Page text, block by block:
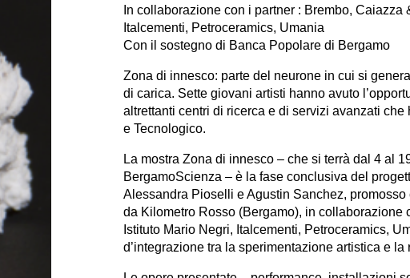
In collaborazione con i partner : Brembo,
Italcementi, Petroceramics, Umania
Con il sostegno di Banca Popolare di Bergamo
Zona di innesco: parte del neurone in cui si
di carica. Sette giovani artisti hanno avuto
altrettanti centri di ricerca e di servizi avanzati
e Tecnologico.
La mostra Zona di innesco – che si terrà dal 4 al
BergamoScienza – è la fase conclusiva del
Alessandra Pioselli e Agustin Sanchez,
da Kilometro Rosso (Bergamo), in collaborazione
Istituto Mario Negri, Italcementi, Petroceramics,
d’integrazione tra la sperimentazione artistica e